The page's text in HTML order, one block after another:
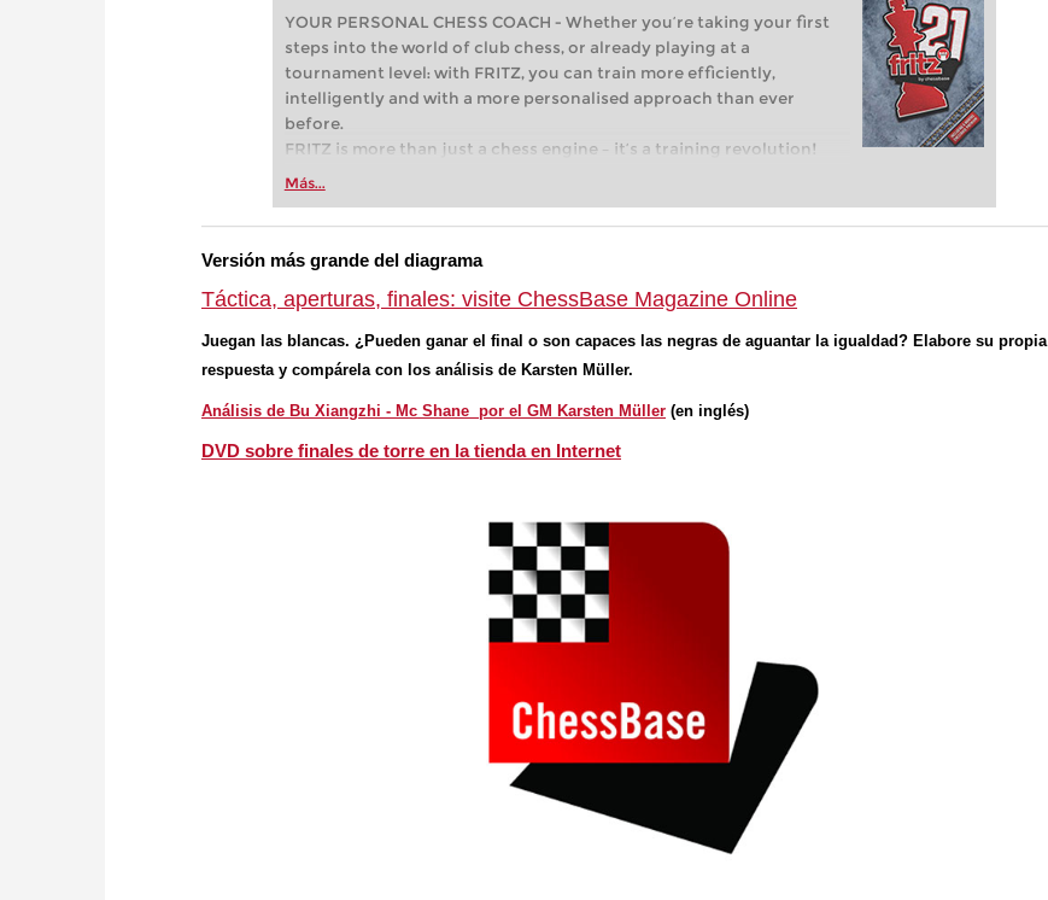
YOUR PERSONAL CHESS COACH - Whether you’re taking your first
steps into the world of club chess, or already playing at a
tournament level: with FRITZ, you can train more efficiently,
intelligently and with a more personalised approach than ever
before.
FRITZ is more than just a chess engine – it’s a training revolution!
Whether you’re taking your first steps into the world of club chess,
more efficiently, intelligently and with a more personalised
approach than ever before.
Más...
Versión más grande del diagrama
Táctica, aperturas, finales: visite ChessBase Magazine Online
Juegan las blancas. ¿Pueden ganar el final o son capaces las negras de aguantar la igualdad? Elabore su propia
respuesta y compárela con los análisis de Karsten Müller.
Análisis de Bu Xiangzhi - Mc Shane por el GM Karsten Müller (en inglés)
DVD sobre finales de torre en la tienda en Internet